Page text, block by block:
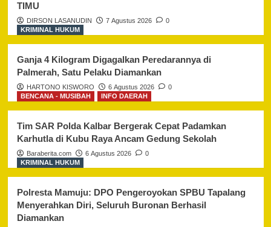
TIMU
DIRSON LASANUDIN 7 Agustus 2026
0
KRIMINAL HUKUM
Ganja 4 Kilogram Digagalkan Peredarannya di
Palmerah, Satu Pelaku Diamankan
HARTONO KISWORO 6 Agustus 2026
0
BENCANA - MUSIBAH
INFO DAERAH
Tim SAR Polda Kalbar Bergerak Cepat Padamkan
Karhutla di Kubu Raya Ancam Gedung Sekolah
Baraberita.com 6 Agustus 2026
0
KRIMINAL HUKUM
Polresta Mamuju: DPO Pengeroyokan SPBU Tapalang
Menyerahkan Diri, Seluruh Buronan Berhasil
Diamankan